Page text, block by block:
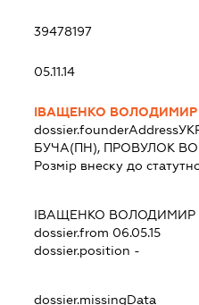
39478197
05.11.14
ІВАЩЕНКО
dossier.founderAddress
БУЧА(ПН), ПРОВУЛОК
Розмір внеску до
ІВАЩЕНКО
dossier.from 06.05.15
dossier.position -
dossier.missingData